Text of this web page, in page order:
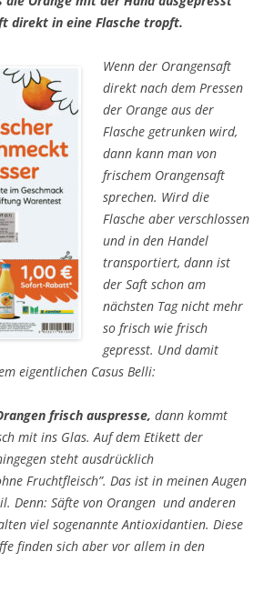
direkt in eine Flasche tropft.
Wenn der Orangensaft
direkt nach dem Pressen
der Orange aus der
Flasche getrunken wird,
dann kann man von
frischem Orangensaft
sprechen. Wird die
Flasche aber verschlossen
und in den Handel
transportiert, dann ist
der Saft schon am
nächsten Tag nicht mehr
so frisch wie frisch
gepresst. Und damit
eigentlichen Casus Belli:
frisch auspresse, dann kommt
mit ins Glas. Auf dem Etikett der
steht ausdrücklich
Fruchtfleisch”. Das ist in meinen Augen
Denn: Säfte von Orangen und anderen
viel sogenannte Antioxidantien. Diese
finden sich aber vor allem in den